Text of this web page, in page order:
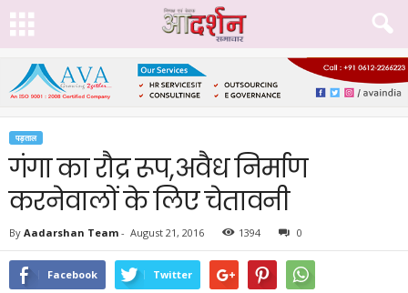
पड़ताल
गंगा का रौद्र रूप,अवैध निर्माण
करनेवालों के लिए चेतावनी
By Aadarshan Team - August 21, 2016 1394 0
Facebook Twitter